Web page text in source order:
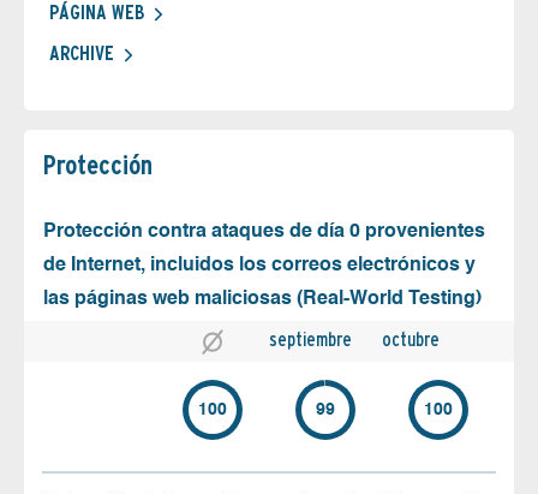
PÁGINA WEB
ARCHIVE
Protección
Protección contra ataques de día 0 provenientes
de Internet, incluidos los correos electrónicos y
las páginas web maliciosas (Real-World Testing)
septiembre octubre
100 99 100